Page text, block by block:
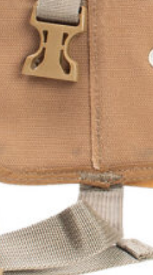
Cadastrar
Pedidos
Seguro
devoluções
Loja
somos